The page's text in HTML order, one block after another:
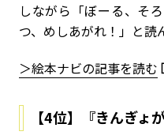
しながら「ぼーる、そ
つ、めしあがれ！」と読
＞絵本ナビの記事を読む
【4位】『きんぎょ